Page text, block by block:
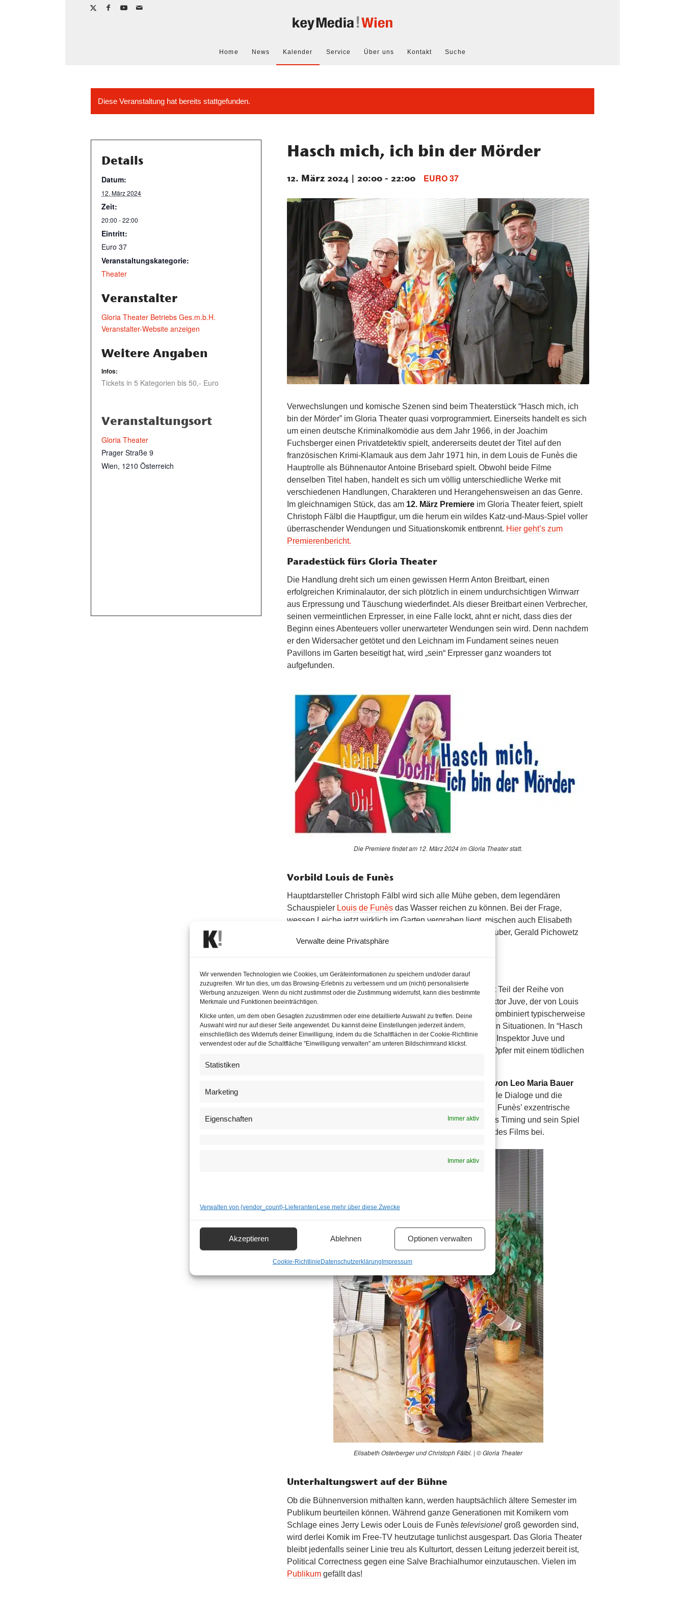
Verwalte deine Privatsphäre
Wir verwenden Technologien wie Cookies, um Geräteinformationen zu speichern und/oder darauf
zuzugreifen. Wir tun dies, um das Browsing-Erlebnis zu verbessern und um (nicht) personalisierte
Werbung anzuzeigen. Wenn du nicht zustimmst oder die Zustimmung widerrufst, kann dies bestimmte
Merkmale und Funktionen beeinträchtigen.
Klicke unten, um dem oben Gesagten zuzustimmen oder eine detaillierte Auswahl zu treffen. Deine
Auswahl wird nur auf dieser Seite angewendet. Du kannst deine Einstellungen jederzeit ändern,
einschließlich des Widerrufs deiner Einwilligung, indem du die Schaltflächen in der Cookie-Richtlinie
verwendest oder auf die Schaltfläche "Einwilligung verwalten" am unteren Bildschirmrand klickst.
Statistiken
Marketing
Eigenschaften Immer aktiv
Immer aktiv
Verwalten von {vendor_count}-LieferantenLese mehr über diese Zwecke
Akzeptieren Ablehnen Optionen verwalten
Cookie-RichtlinieDatenschutzerklärungImpressum
Home News Kalender Service Über uns Kontakt Suche
Diese Veranstaltung hat bereits stattgefunden.
Hasch mich, ich bin der Mörder
12. März 2024 | 20:00 - 22:00 EURO 37
Verwechslungen und komische Szenen sind beim Theaterstück “Hasch mich, ich
bin der Mörder” im Gloria Theater quasi vorprogrammiert. Einerseits handelt es sich
um einen deutsche Kriminalkomödie aus dem Jahr 1966, in der Joachim
Fuchsberger einen Privatdetektiv spielt, andererseits deutet der Titel auf den
französischen Krimi-Klamauk aus dem Jahr 1971 hin, in dem Louis de Funès die
Hauptrolle als Bühnenautor Antoine Brisebard spielt. Obwohl beide Filme
denselben Titel haben, handelt es sich um völlig unterschiedliche Werke mit
verschiedenen Handlungen, Charakteren und Herangehensweisen an das Genre.
Im gleichnamigen Stück, das am 12. März Premiere im Gloria Theater feiert, spielt
Christoph Fälbl die Hauptfigur, um die herum ein wildes Katz-und-Maus-Spiel voller
überraschender Wendungen und Situationskomik entbrennt. Hier geht’s zum
Premierenbericht.
Paradestück fürs Gloria Theater
Die Handlung dreht sich um einen gewissen Herrn Anton Breitbart, einen
erfolgreichen Kriminalautor, der sich plötzlich in einem undurchsichtigen Wirrwarr
aus Erpressung und Täuschung wiederfindet. Als dieser Breitbart einen Verbrecher,
seinen vermeintlichen Erpresser, in eine Falle lockt, ahnt er nicht, dass dies der
Beginn eines Abenteuers voller unerwarteter Wendungen sein wird. Denn nachdem
er den Widersacher getötet und den Leichnam im Fundament seines neuen
Pavillons im Garten beseitigt hat, wird „sein“ Erpresser ganz woanders tot
aufgefunden.
Die Premiere findet am 12. März 2024 im Gloria Theater statt.
Vorbild Louis de Funès
Hauptdarsteller Christoph Fälbl wird sich alle Mühe geben, dem legendären
Schauspieler Louis de Funès das Wasser reichen zu können. Bei der Frage,
wessen Leiche jetzt wirklich im Garten vergraben liegt, mischen auch Elisabeth
Osterberger, Katharina Krause, Angelika Zoidl, Gerhard Huber, Gerald Pichowetz
und Christian Rovny mit.
Hasch mich, ich bin der Mörder
Der Film basiert auf den Romanen von Jean Bruce und ist Teil der Reihe von
Filmen über den berühmten französischen Detektiv Inspektor Juve, der von Louis
de Funès gespielt wird. Das Genre der Kriminalkomödie kombiniert typischerweise
Elemente des Krimis mit humorvollen und oft übertriebenen Situationen. In “Hasch
mich, ich bin der Mörder” geht es um die Ermittlungen von Inspektor Juve und
seiner Suche nach einem mysteriösen Mörder, der seine Opfer mit einem tödlichen
Regie von Leo Maria Bauer
zeichnet sich durch seinen slapstickartigen Humor, schnelle Dialoge und die
charakteristische Darstellung von Louis de Funès aus. De Funès’ exzentrische
Interpretation von Antoine Brisebard, sein komödiantisches Timing und sein Spiel
mit Mimik und Gestik tragen stark zum Unterhaltungswert des Films bei.
Elisabeth Osterberger und Christoph Fälbl. | © Gloria Theater
Unterhaltungswert auf der Bühne
Ob die Bühnenversion mithalten kann, werden hauptsächlich ältere Semester im
Publikum beurteilen können. Während ganze Generationen mit Komikern vom
Schlage eines Jerry Lewis oder Louis de Funèstelevisionel groß geworden sind,
wird derlei Komik im Free-TV heutzutage tunlichst ausgespart. Das Gloria Theater
bleibt jedenfalls seiner Linie treu als Kulturtort, dessen Leitung jederzeit bereit ist,
Political Correctness gegen eine Salve Brachialhumor einzutauschen. Vielen im
Publikum gefällt das!
Details
Datum:
12. März 2024
Zeit:
20:00 - 22:00
Eintritt:
Euro 37
Veranstaltungskategorie:
Theater
Veranstalter
Gloria Theater Betriebs Ges.m.b.H.
Veranstalter-Website anzeigen
Weitere Angaben
Infos:
Tickets in 5 Kategorien bis 50,- Euro
Veranstaltungsort
Gloria Theater
Prager Straße 9
Wien, 1210 Österreich